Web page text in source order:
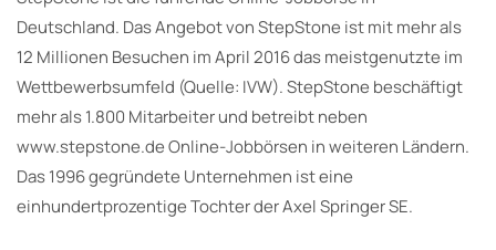
Deutschland. Das Angebot von StepStone ist mit mehr als
12 Millionen Besuchen im April 2016 das meistgenutzte im
Wettbewerbsumfeld (Quelle: IVW). StepStone beschäftigt
mehr als 1.800 Mitarbeiter und betreibt neben
www.stepstone.de Online-Jobbörsen in weiteren Ländern.
Das 1996 gegründete Unternehmen ist eine
einhundertprozentige Tochter der Axel Springer SE.